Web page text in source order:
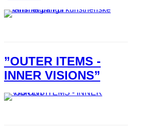
”OUTER ITEMS -
INNER VISIONS”